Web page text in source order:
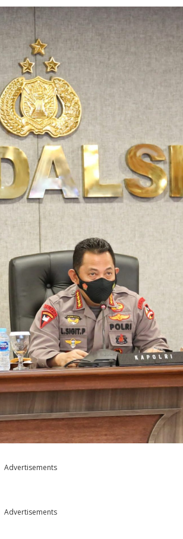
Advertisements
Advertisements